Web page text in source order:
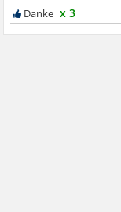
x 3